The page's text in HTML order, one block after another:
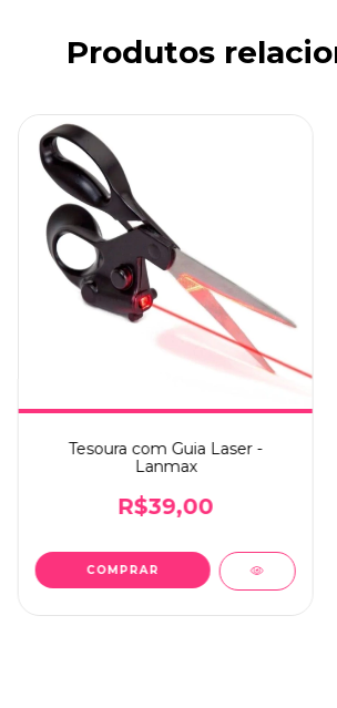
Produtos
Tesoura com Guia Laser -
Lanmax
R$39,00